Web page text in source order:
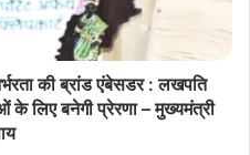
की ब्रांड एंबेसडर : लखपति
के लिए बनेगी प्रेरणा – मुख्यमंत्री